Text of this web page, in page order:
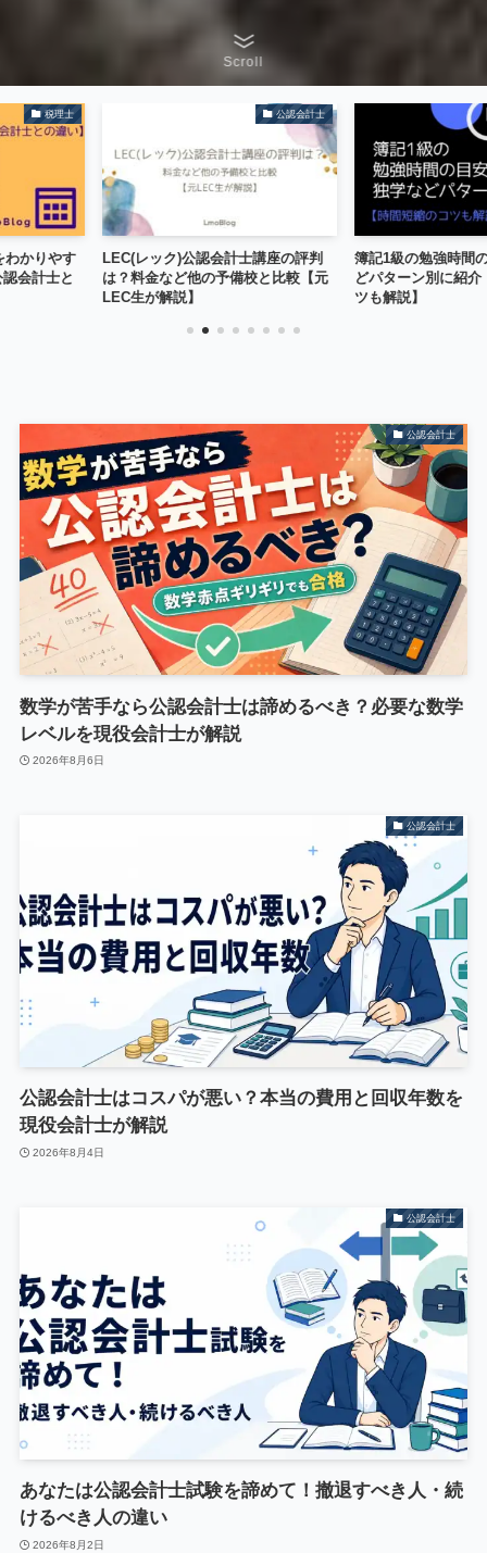
Scroll
公認会計士
士講座の評判
備校と比較【元
簿記1級
簿記1級の勉強時間の目安は？独学な
どパターン別に紹介【時間短縮のコ
ツも解説】
簿記3級のおす
の最短合格法を
公認会計士
数学が苦手なら公認会計士は諦めるべき？必要な数学
レベルを現役会計士が解説
2026年8月6日
公認会計士
公認会計士はコスパが悪い？本当の費用と回収年数を
現役会計士が解説
2026年8月4日
公認会計士
あなたは公認会計士試験を諦めて！撤退すべき人・続
けるべき人の違い
2026年8月2日